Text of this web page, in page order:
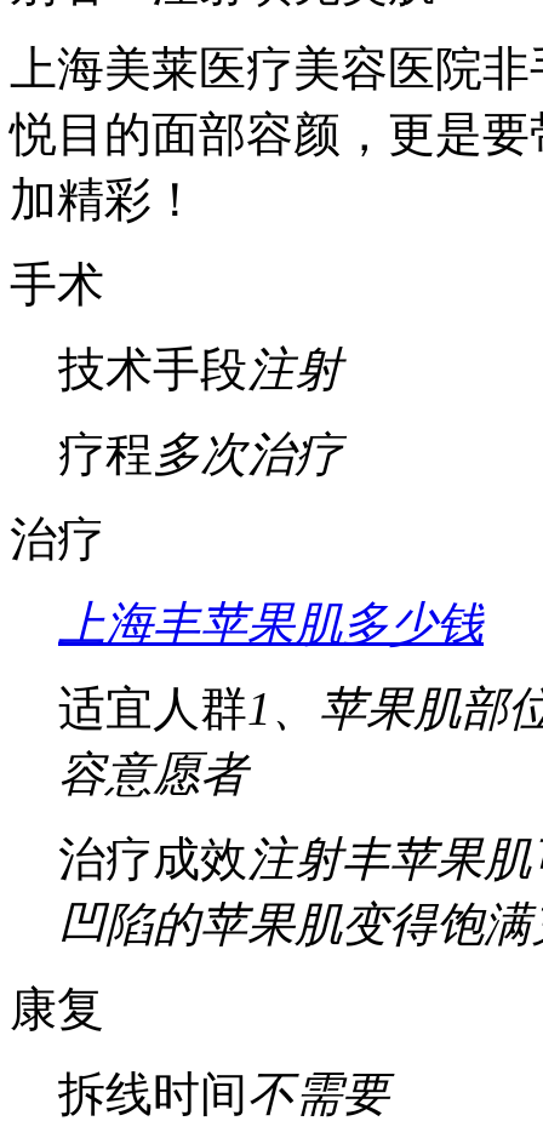
上海美莱医疗美容医院
悦目的面部容颜，更是
加精彩！
手术
技术手段注射
疗程 多次治疗
治疗
上海丰苹果肌多少钱
适宜人群1、苹果肌部
容意愿者
治疗成效注射丰苹果
凹陷的苹果肌变得饱
康复
拆线时间不需要